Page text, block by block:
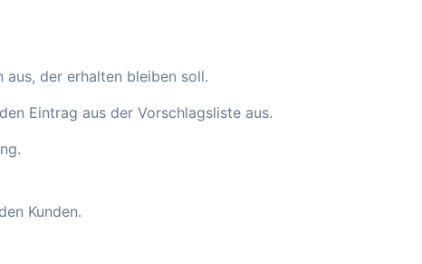
aus, der erhalten bleiben soll.
Eintrag aus der Vorschlagsliste aus.
Kunden.